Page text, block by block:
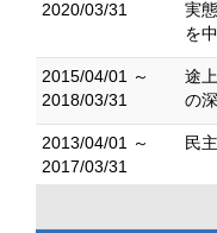
2020/03/31
実
を
2015/04/01 ～
2018/03/31
途
の
2013/04/01 ～
2017/03/31
民